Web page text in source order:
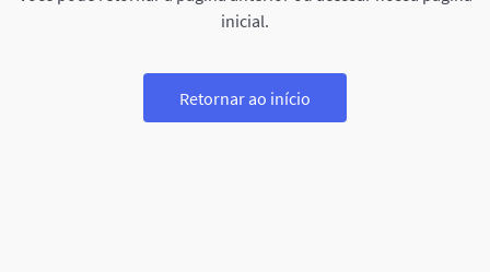
inicial.
Retornar ao início